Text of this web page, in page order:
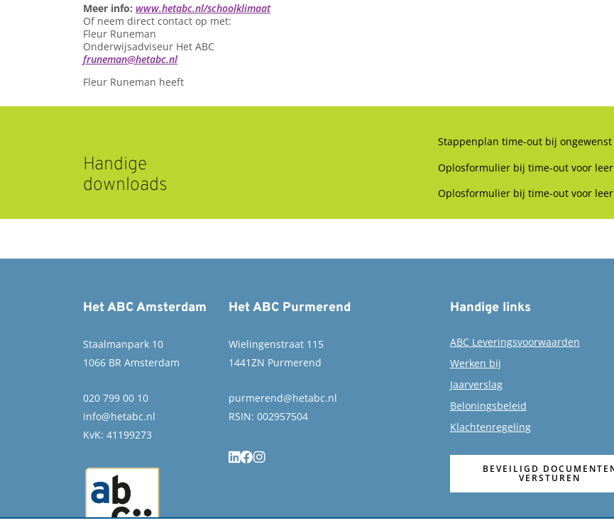
Meer info: www.hetabc.nl/schoolklimaat
Of neem direct contact op met:
Fleur Runeman
Onderwijsadviseur Het ABC
fruneman@hetabc.nl
Fleur Runeman heeft
Handige
downloads
Stappenplan time-out bij ongewenst
Oplosformulier bij time-out voor
Oplosformulier bij time-out voor
Het ABC Amsterdam
Staalmanpark 10
1066 BR Amsterdam
020 799 00 10
info@hetabc.nl
KvK: 41199273
Het ABC Purmerend
Wielingenstraat 115
1441ZN Purmerend
purmerend@hetabc.nl
RSIN: 002957504
Handige links
ABC Leveringsvoorwaarden
Werken bij
Jaarverslag
Beloningsbeleid
Klachtenregeling
BEVEILIGD
VERSTUREN